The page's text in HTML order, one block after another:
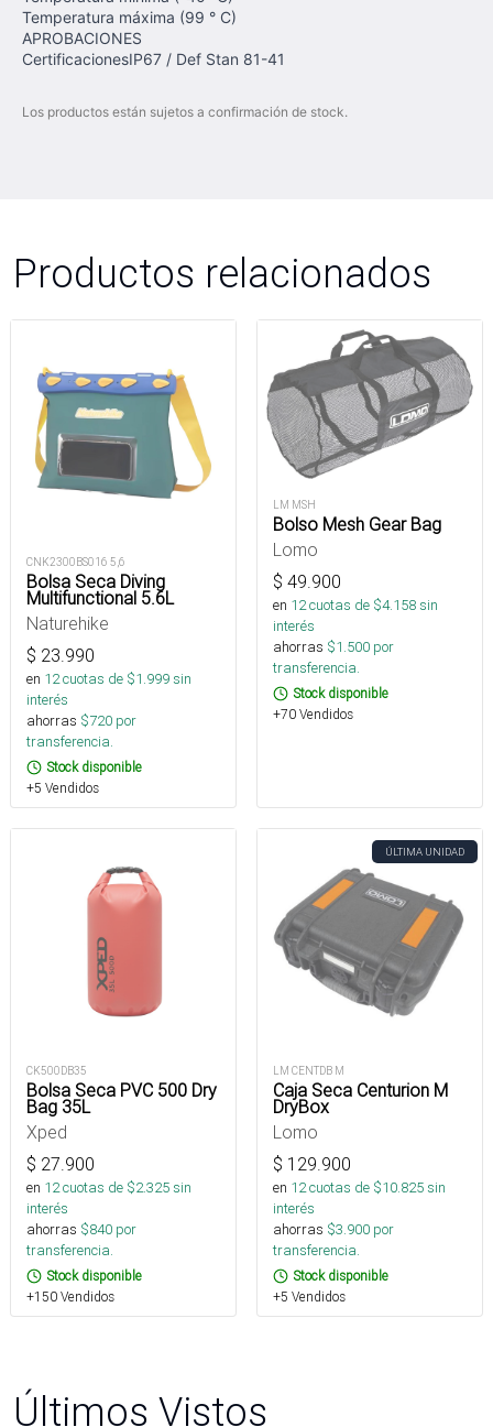
Temperatura máxima (99 ° C)
APROBACIONES
CertificacionesIP67 / Def Stan 81-41
Los productos están sujetos a confirmación de stock.
Productos relacionados
CNK2300BS016 5,6
Bolsa Seca Diving
Multifunctional 5.6L
Naturehike
$ 23.990
en 12cuotas de $1.999sin
interés
ahorras $720 por
transferencia.
Stock disponible
+5 Vendidos
LM MSH
Bolso Mesh Gear Bag
Lomo
$ 49.900
en 12cuotas de $4.158sin
interés
ahorras $1.500 por
transferencia.
Stock disponible
+70 Vendidos
CK500DB35
Bolsa Seca PVC 500 Dry
Bag 35L
Xped
$ 27.900
en 12cuotas de $2.325sin
interés
ahorras $840 por
transferencia.
Stock disponible
+150 Vendidos
ÚLTIMA UNIDAD
LM CENTDB M
Caja Seca Centurion M
DryBox
Lomo
$ 129.900
en 12cuotas de $10.825sin
interés
ahorras $3.900 por
transferencia.
Stock disponible
+5 Vendidos
Últimos Vistos